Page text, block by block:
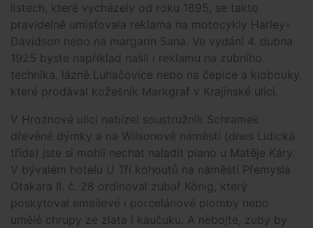
listech, které vycházely od roku 1895, se takto
pravidelně umisťovala reklama na motocykly Harley-
Davidson nebo na margarín Sana. Ve vydání 4. dubna
1925 byste například našli i reklamu na zubního
technika, lázně Luhačovice nebo na čepice a klobouky,
které prodával kožešník Markgraf v Krajinské ulici.
V Hroznové ulici nabízel soustružník Schramek
dřevěné dýmky a na Wilsonově náměstí (dnes Lidická
třída) jste si mohli nechat naladit piano u Matěje Káry.
V bývalém hotelu U Tří kohoutů na náměstí Přemysla
Otakara II. č. 28 ordinoval zubař König, který
poskytoval emailové i porcelánové plomby nebo
umělé chrupy ze zlata i kaučuku. A nebojte, zuby by